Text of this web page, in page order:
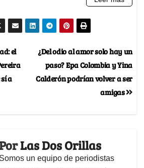
¿Del odio al amor solo hay un
paso? Epa Colombia y Yina
Calderón podrían volver a ser
amigas
el
a
Las Dos Orillas
Somos un equipo de periodistas